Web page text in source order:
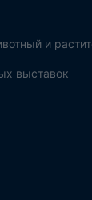
и
выставок